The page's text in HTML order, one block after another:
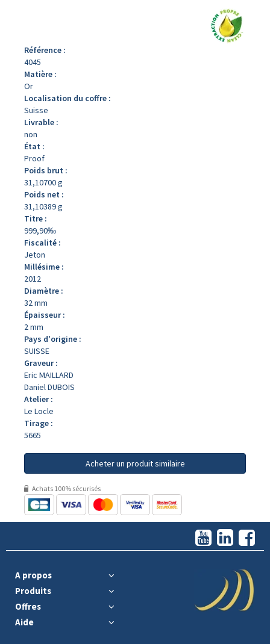
Référence :
4045
Matière :
Or
Localisation du coffre :
Suisse
Livrable :
non
État :
Proof
Poids brut :
31,10700 g
Poids net :
31,10389 g
Titre :
999,90‰
Fiscalité :
Jeton
Millésime :
2012
Diamètre :
32 mm
Épaisseur :
2 mm
Pays d'origine :
SUISSE
Graveur :
Eric MAILLARD
Daniel DUBOIS
Atelier :
Le Locle
Tirage :
5665
Acheter un produit similaire
Achats 100% sécurisés
A propos
Produits
Offres
Aide